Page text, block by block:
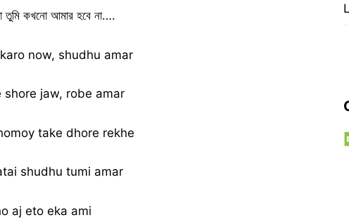
তুমি কখনো আমার হবে না….
now, shudhu amar
shore jaw, robe amar
take dhore rekhe
shudhu tumi amar
aj eto eka ami